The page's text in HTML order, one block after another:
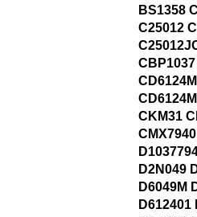
BS1358
C25012
CKM31
D2N049
D6049M
D612401